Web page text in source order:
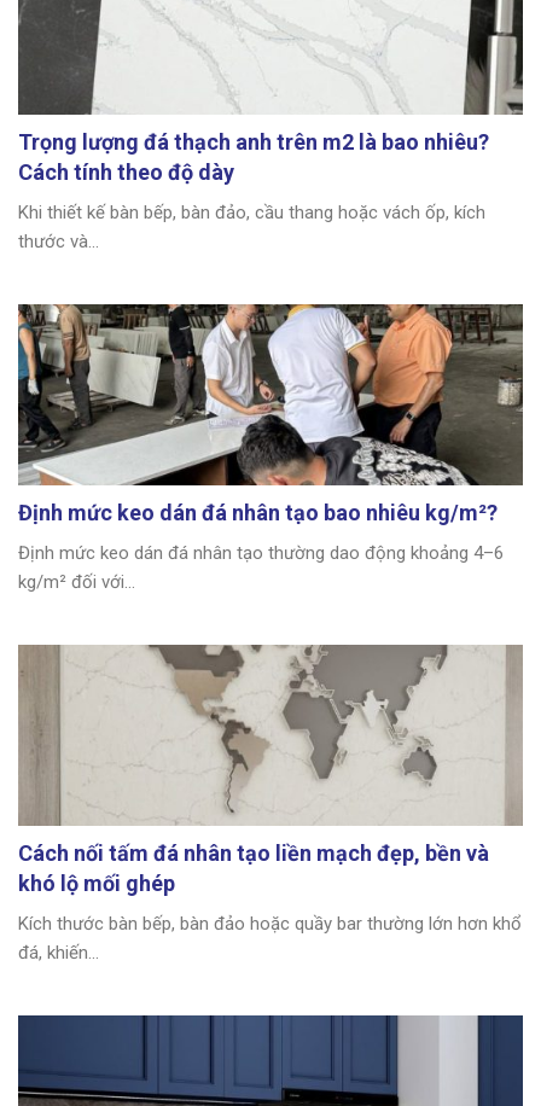
Trọng lượng đá thạch anh trên m2 là bao nhiêu?
Cách tính theo độ dày
Khi thiết kế bàn bếp, bàn đảo, cầu thang hoặc vách ốp, kích
thước và...
Định mức keo dán đá nhân tạo bao nhiêu kg/m²?
Định mức keo dán đá nhân tạo thường dao động khoảng 4–6
kg/m² đối với...
Cách nối tấm đá nhân tạo liền mạch đẹp, bền và
khó lộ mối ghép
Kích thước bàn bếp, bàn đảo hoặc quầy bar thường lớn hơn khổ
đá, khiến...